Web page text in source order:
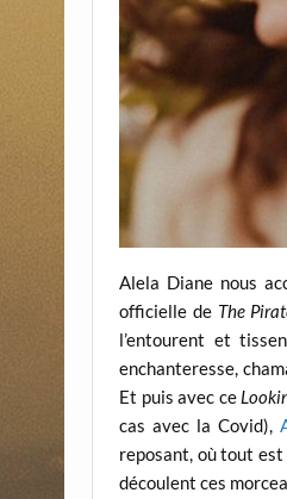
Alela Diane nous
officielle de The
l’entourent et
enchanteresse,
Et puis avec ce
cas avec la Covid),
reposant, où tout
découlent ces